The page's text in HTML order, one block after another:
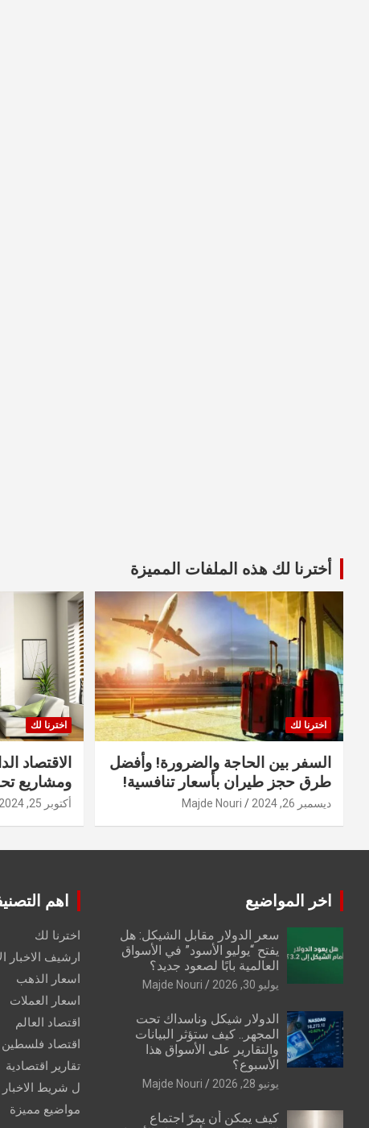
أخترنا لك هذه الملفات المميزة
اخترنا لك
السفر بين الحاجة والضرورة! وأفضل
طرق حجز طيران بأسعار تنافسية!
ديسمبر 26, 2024 Majde Nouri
اخترنا لك
الاقتصاد
ومشاريع
أكتوبر 25, 2024
اخر المواضيع
سعر الدولار مقابل الشيكل: هل
يفتح “يوليو الأسود” في الأسواق
العالمية بابًا لصعود جديد؟
يوليو 30, 2026 Majde Nouri
الدولار شيكل وناسداك تحت
المجهر.. كيف ستؤثر البيانات
والتقارير على الأسواق هذا
الأسبوع؟
يونيو 28, 2026 Majde Nouri
كيف يمكن أن يمرّ اجتماع
اهم
اخترنا لك
ارشيف الاخبار
اسعار الذهب
اسعار العملات
اقتصاد العالم
اقتصاد فلسطين
تقارير اقتصادية
ل شريط الاخبار
مواضيع مميزة